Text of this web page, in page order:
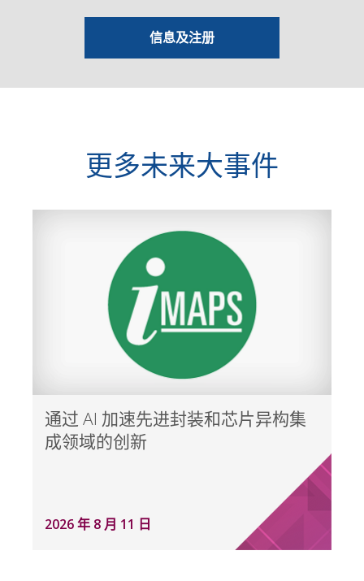
信息及注册
更多未来大事件
通过 AI 加速先进封装和芯片异构集
成领域的创新
2026 年 8 月 11 日